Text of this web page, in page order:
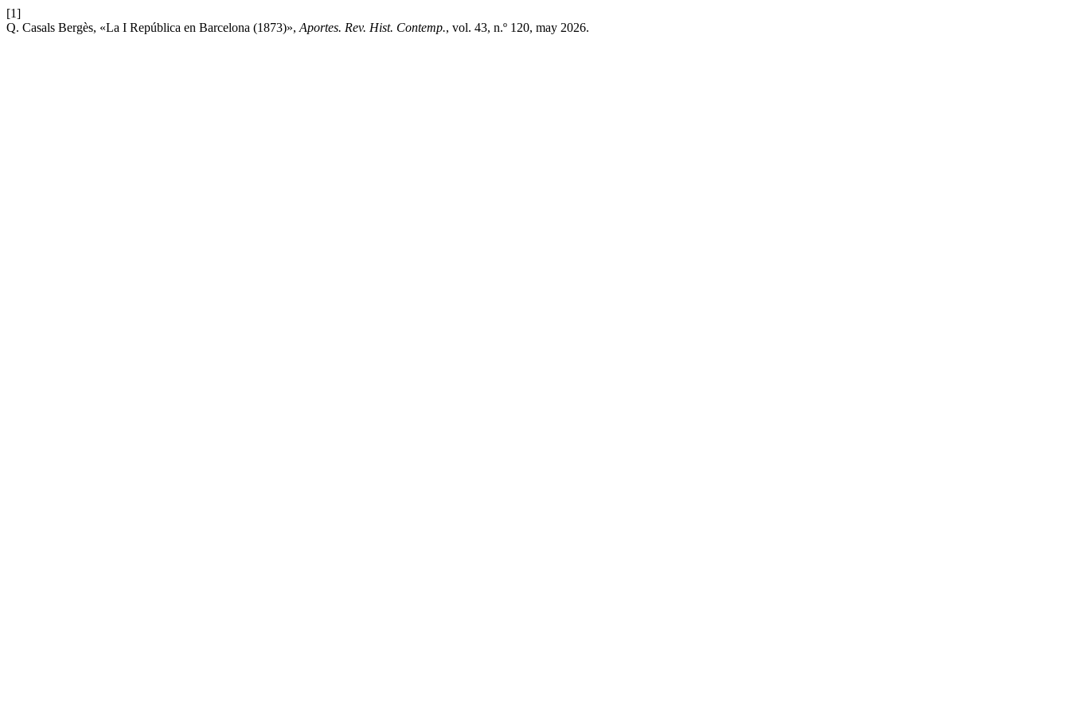
[1]
Q. Casals Bergès, «La I República en Barcelona (1873)», Aportes. Rev. Hist. Contemp., vol. 43, n.º 120, may 2026.